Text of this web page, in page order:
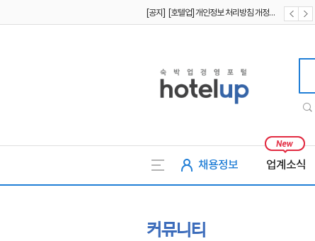
[공지] [호텔업] 유료서비스 이용약관 개정본2 (19.09.02)
채용정보 업계소식
커뮤니티